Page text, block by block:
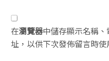
在瀏覽器中儲存顯示名稱
址，以供下次發佈留言時使